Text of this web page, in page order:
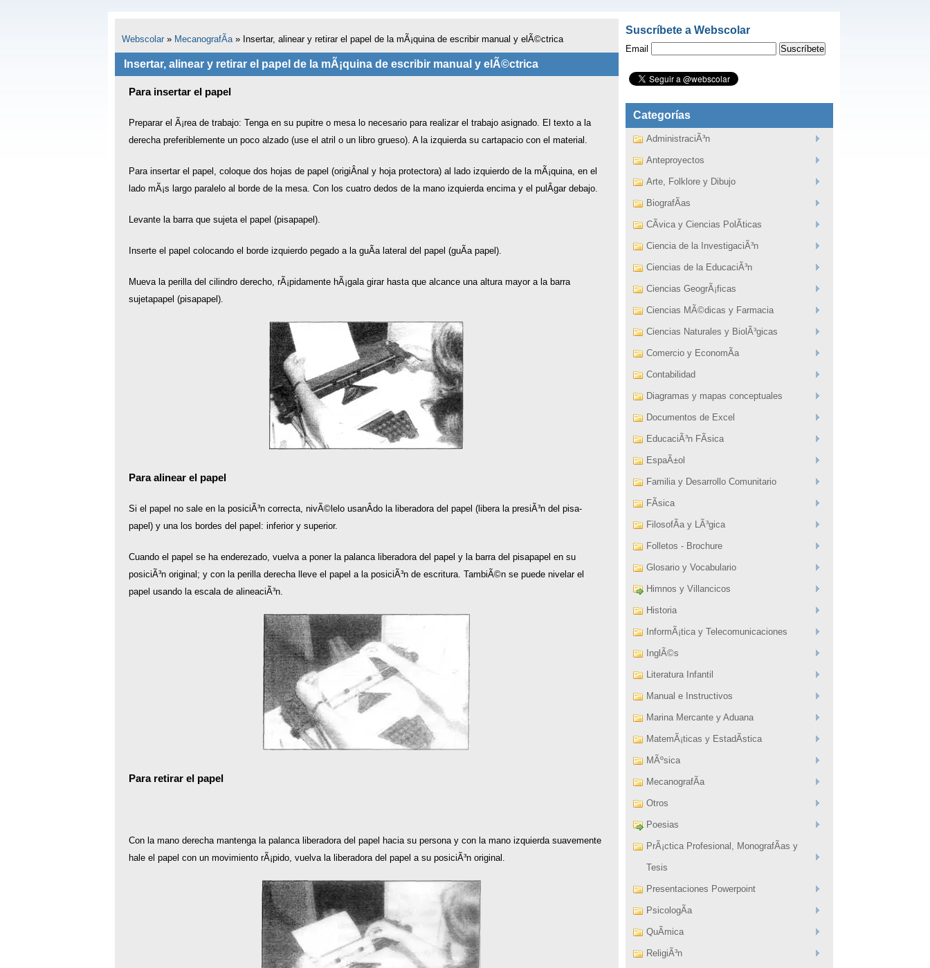
Webscolar» MecanografÃ­a» Insertar, alinear y retirar el papel de la mÃ¡quina de escribir manual y elÃ©ctrica
Insertar, alinear y retirar el papel de la mÃ¡quina de escribir manual y elÃ©ctrica
Para insertar el papel
Preparar el Ã¡rea de trabajo: Tenga en su pupitre o mesa lo necesario para realizar el trabajo asignado. El texto a la
derecha preferiblemente un poco alzado (use el atril o un libro grueso). A la izquierda su cartapacio con el material.
Para insertar el papel, coloque dos hojas de papel (origiÂ­nal y hoja protectora) al lado izquierdo de la mÃ¡quina, en el
lado mÃ¡s largo paralelo al borde de la mesa. Con los cuatro dedos de la mano izquierda encima y el pulÂ­gar debajo.
Levante la barra que sujeta el papel (pisapapel).
Inserte el papel colocando el borde izquierdo pegado a la guÃ­a lateral del papel (guÃ­a papel).
Mueva la perilla del cilindro derecho, rÃ¡pidamente hÃ¡gala girar hasta que alcance una altura mayor a la barra
sujetapapel (pisapapel).
Para alinear el papel
Si el papel no sale en la posiciÃ³n correcta, nivÃ©lelo usanÂ­do la liberadora del papel (libera la presiÃ³n del pisa-
papel) y una los bordes del papel: inferior y superior.
Cuando el papel se ha enderezado, vuelva a poner la palanca liberadora del papel y la barra del pisapapel en su
posiciÃ³n original; y con la perilla derecha lleve el papel a la posiciÃ³n de escritura. TambiÃ©n se puede nivelar el
papel usando la escala de alineaciÃ³n.
Para retirar el papel
Con la mano derecha mantenga la palanca liberadora del papel hacia su persona y con la mano izquierda suavemente
hale el papel con un movimiento rÃ¡pido, vuelva la liberadora del papel a su posiciÃ³n original.
Suscríbete a Webscolar
Email
Categorías
AdministraciÃ³n
Anteproyectos
Arte, Folklore y Dibujo
BiografÃ­as
CÃ­vica y Ciencias PolÃ­ticas
Ciencia de la InvestigaciÃ³n
Ciencias de la EducaciÃ³n
Ciencias GeogrÃ¡ficas
Ciencias MÃ©dicas y Farmacia
Ciencias Naturales y BiolÃ³gicas
Comercio y EconomÃ­a
Contabilidad
Diagramas y mapas conceptuales
Documentos de Excel
EducaciÃ³n FÃ­sica
EspaÃ±ol
Familia y Desarrollo Comunitario
FÃ­sica
FilosofÃ­a y LÃ³gica
Folletos - Brochure
Glosario y Vocabulario
Himnos y Villancicos
Historia
InformÃ¡tica y Telecomunicaciones
InglÃ©s
Literatura Infantil
Manual e Instructivos
Marina Mercante y Aduana
MatemÃ¡ticas y EstadÃ­stica
MÃºsica
MecanografÃ­a
Otros
Poesias
PrÃ¡ctica Profesional, MonografÃ­as y
Tesis
Presentaciones Powerpoint
PsicologÃ­a
QuÃ­mica
ReligiÃ³n